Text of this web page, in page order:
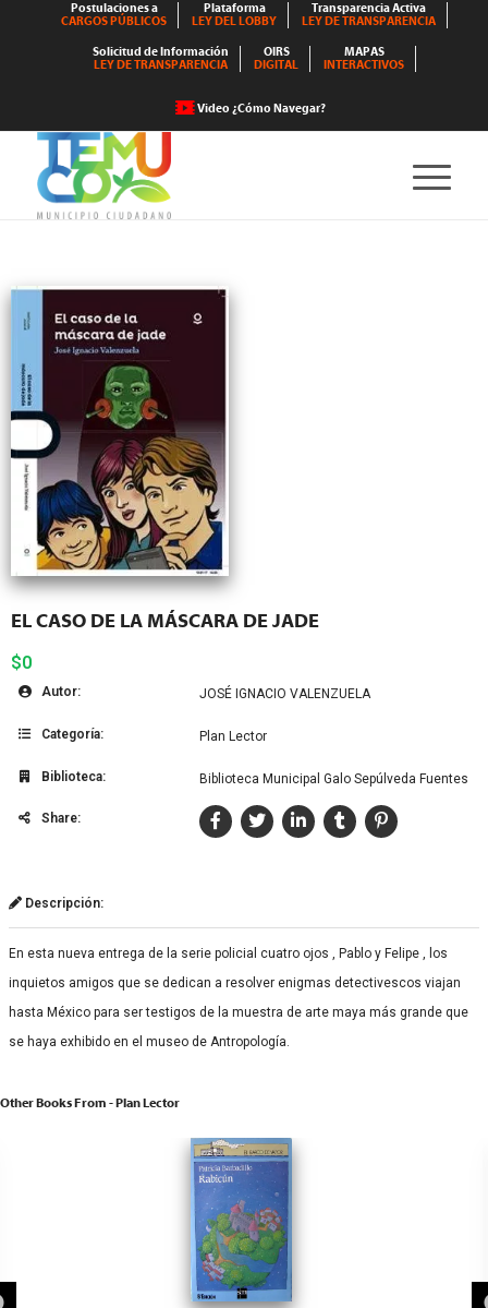
Postulaciones a
CARGOS PÚBLICOS
Plataforma
LEY DEL LOBBY
Transparencia Activa
LEY DE TRANSPARENCIA
Solicitud de Información
LEY DE TRANSPARENCIA
OIRS
DIGITAL
MAPAS
INTERACTIVOS
Video ¿Cómo Navegar?
EL CASO DE LA MÁSCARA DE JADE
$0
Autor: JOSÉ IGNACIO VALENZUELA
Categoría: Plan Lector
Biblioteca: Biblioteca Municipal Galo Sepúlveda Fuentes
Share:
Descripción:
En esta nueva entrega de la serie policial cuatro ojos , Pablo y Felipe , los
inquietos amigos que se dedican a resolver enigmas detectivescos viajan
hasta México para ser testigos de la muestra de arte maya más grande que
se haya exhibido en el museo de Antropología.
Other Books From - Plan Lector